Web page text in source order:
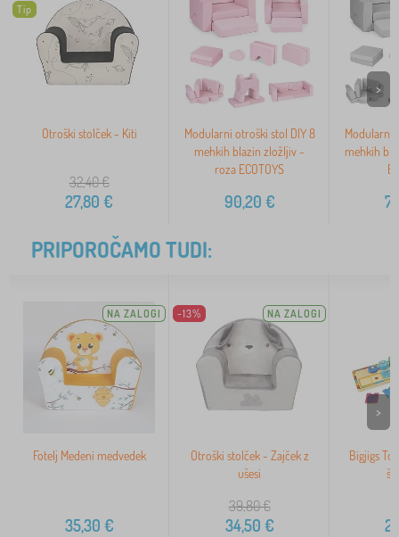
Tip
Otroški stolček - Kiti
32,40€
27,80 €
Modularni otroški stol DIY 8
mehkih blazin zložljiv -
roza ECOTOYS
90,20 €
Modularni
mehkih
>
PRIPOROČAMO TUDI:
NA ZALOGI
Fotelj Medeni medvedek
35,30 €
-13% NA ZALOGI
Otroški stolček - Zajček z
ušesi
39,80€
34,50 €
Bigjigs
>